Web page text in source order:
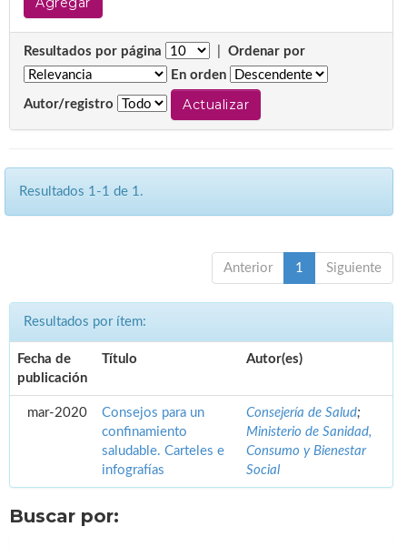
Resultados por página
Ordenar por
En orden
Autor/registro
Resultados 1-1 de 1.
Anterior 1 Siguiente
Resultados por ítem:
Fecha de
publicación
Título Autor(es)
mar-2020
Consejos para un
confinamiento
saludable. Carteles e
infografías
Consejería de Salud;
Ministerio de Sanidad,
Consumo y Bienestar
Social
Buscar por: